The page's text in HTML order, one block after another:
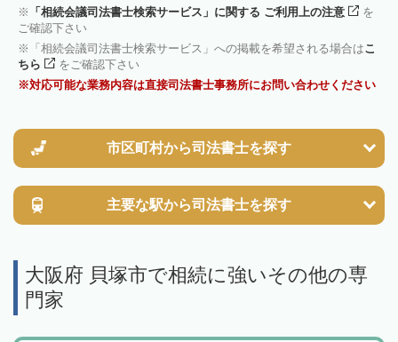
「相続会議司法書士検索サービス」に関する ご利用上の注意
を
ご確認下さい
「相続会議司法書士検索サービス」への掲載を希望される場合はこ
ちら
をご確認下さい
対応可能な業務内容は直接司法書士事務所にお問い合わせください
市区町村から司法書士を探す
主要な駅から司法書士を探す
大阪府 貝塚市で相続に強いその他の専
門家